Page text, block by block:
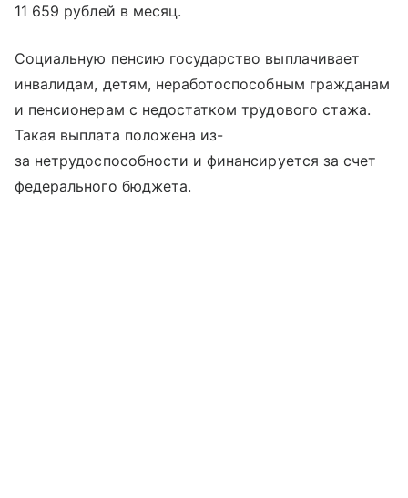
11 659 рублей в месяц.
Социальную пенсию государство выплачивает
инвалидам, детям, неработоспособным гражданам
и пенсионерам с недостатком трудового стажа.
Такая выплата положена из-
за нетрудоспособности и финансируется за счет
федерального бюджета.